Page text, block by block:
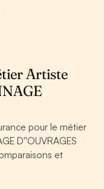
Artiste
pour le métier
D''OUVRAGES
et